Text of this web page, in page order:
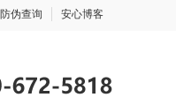
防伪查询 安心博客